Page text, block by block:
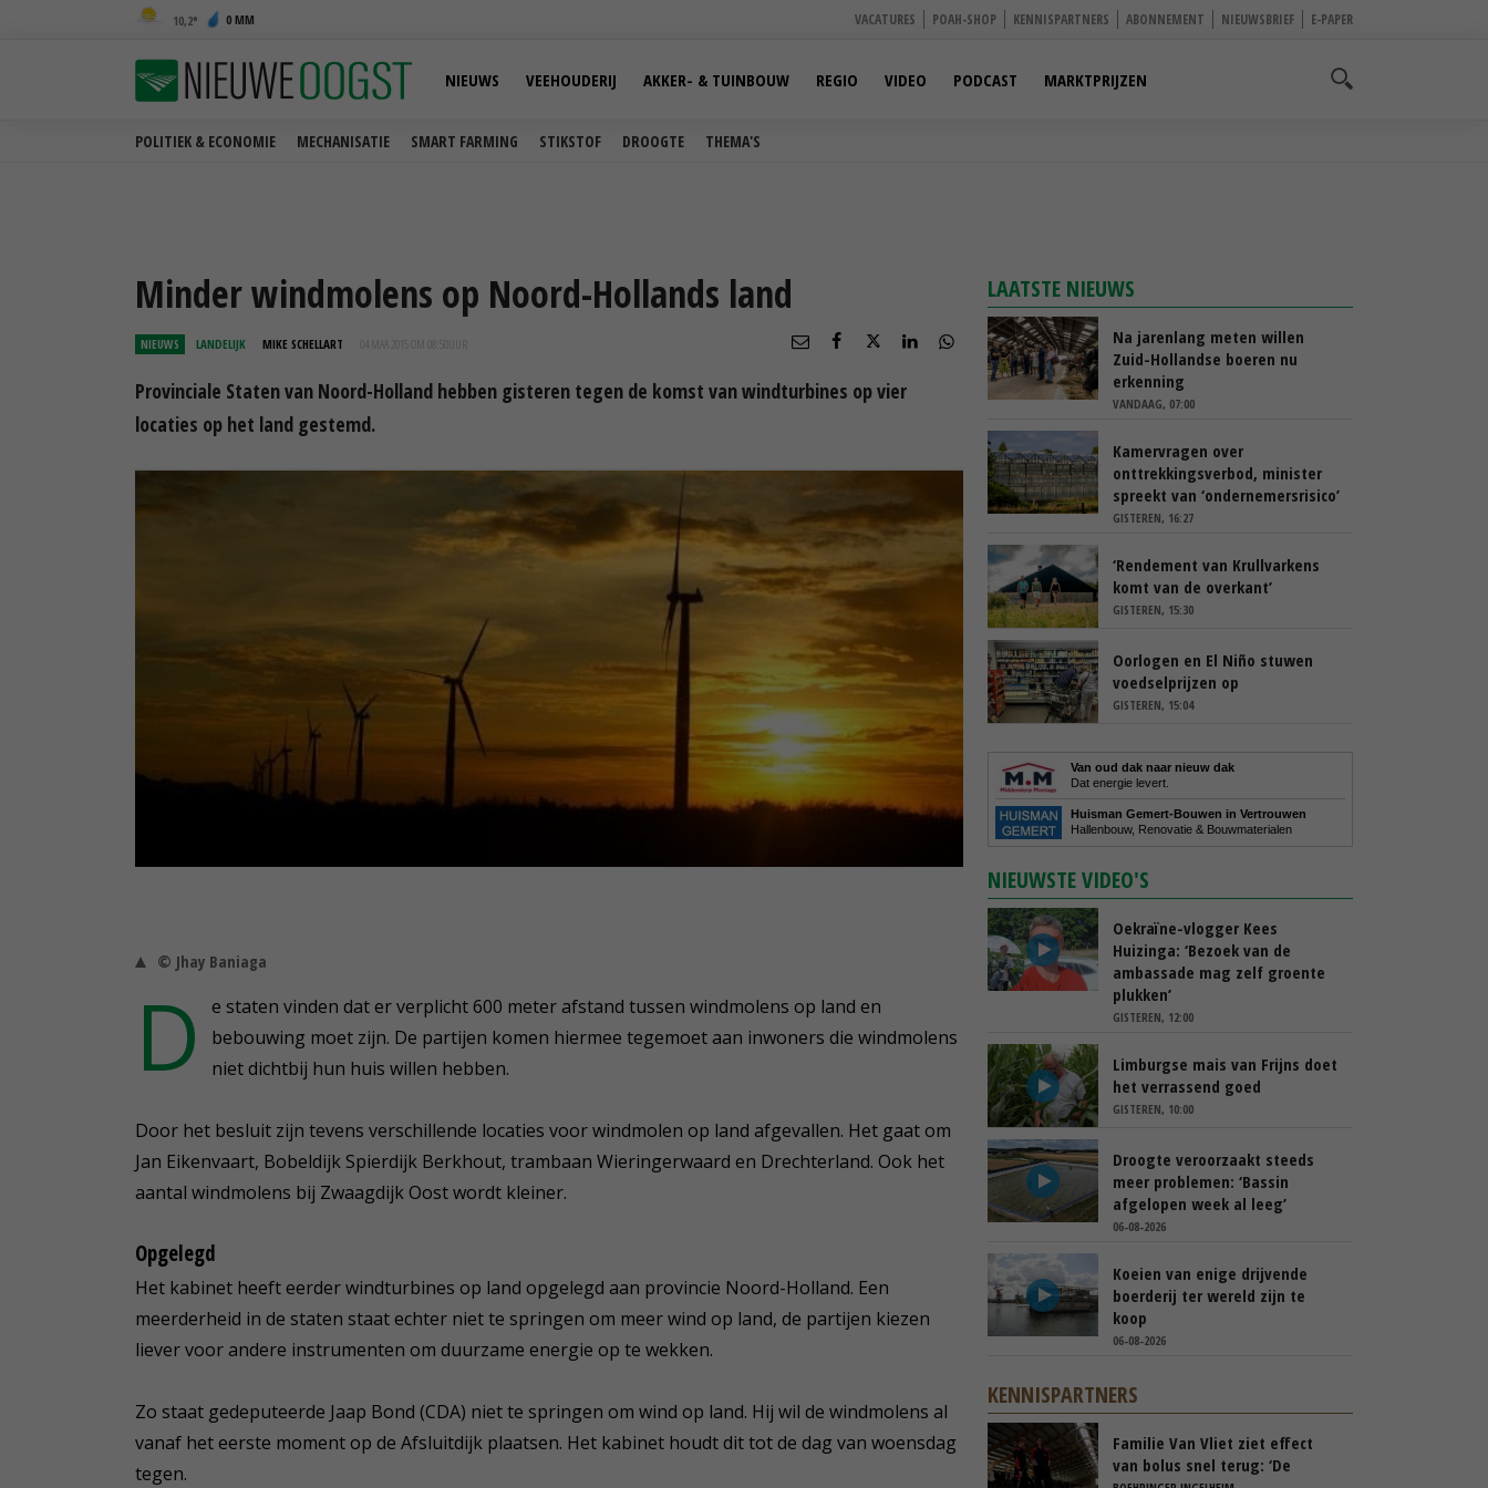
10,2 0 MM VACATURES POAH-SHOP KENNISPARTNERS ABONNEMENT NIEUWSBRIEF E-PAPER
POLITIEK & ECONOMIE MECHANISATIE SMART FARMING STIKSTOF DROOGTE THEMA'S
NIEUWS VEEHOUDERIJ AKKER- & TUINBOUW REGIO VIDEO PODCAST MARKTPRIJZEN
Minder windmolens op Noord-Hollands land
NIEUWS LANDELIJK MIKE SCHELLART 04 MAA 2015 OM 08:50
Provinciale Staten van Noord-Holland hebben gisteren tegen de komst van windturbines op vier
locaties op het land gestemd.
© Jhay Baniaga
D
e staten vinden dat er verplicht 600 meter afstand tussen windmolens op land en
bebouwing moet zijn. De partijen komen hiermee tegemoet aan inwoners die windmolens
niet dichtbij hun huis willen hebben.
Door het besluit zijn tevens verschillende locaties voor windmolen op land afgevallen. Het gaat om
Jan Eikenvaart, Bobeldijk Spierdijk Berkhout, trambaan Wieringerwaard en Drechterland. Ook het
aantal windmolens bij Zwaagdijk Oost wordt kleiner.
Opgelegd
Het kabinet heeft eerder windturbines op land opgelegd aan provincie Noord-Holland. Een
meerderheid in de staten staat echter niet te springen om meer wind op land, de partijen kiezen
liever voor andere instrumenten om duurzame energie op te wekken.
Zo staat gedeputeerde Jaap Bond (CDA) niet te springen om wind op land. Hij wil de windmolens al
vanaf het eerste moment op de Afsluitdijk plaatsen. Het kabinet houdt dit tot de dag van woensdag
tegen.
LAATSTE NIEUWS
Na jarenlang meten willen
Zuid-Hollandse boeren nu
erkenning
VANDAAG, 07:00
Kamervragen over
onttrekkingsverbod, minister
spreekt van ‘ondernemersrisico’
GISTEREN, 16:27
‘Rendement van Krullvarkens
komt van de overkant’
GISTEREN, 15:30
Oorlogen en El Niño stuwen
voedselprijzen op
GISTEREN, 15:04
Van oud dak naar nieuw dak
Dat energie levert.
Huisman Gemert-Bouwen in Vertrouwen
Hallenbouw, Renovatie & Bouwmaterialen
NIEUWSTE VIDEO'S
Oekraïne-vlogger Kees
Huizinga: ‘Bezoek van de
ambassade mag zelf groente
plukken’
GISTEREN, 12:00
Limburgse mais van Frijns doet
het verrassend goed
GISTEREN, 10:00
Droogte veroorzaakt steeds
meer problemen: ‘Bassin
afgelopen week al leeg’
06-08-2026
Koeien van enige drijvende
boerderij ter wereld zijn te
koop
06-08-2026
KENNISPARTNERS
Familie Van Vliet ziet effect
van bolus snel terug: ‘De